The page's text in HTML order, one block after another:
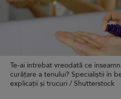
Te-ai întrebat vreodată ce
curățare a tenului? Specialiștii în
explicații și trucuri / Shutterstock